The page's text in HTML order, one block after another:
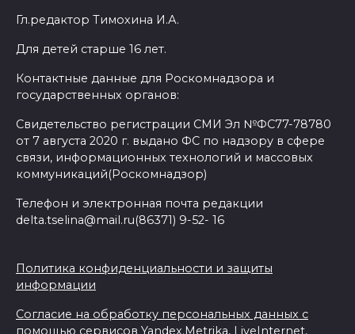
Гл.редактор Тимохина И.А.
Для детей старше 16 лет.
Контактные данные для Роскомнадзора и
государственных органов:
Свидетельство регистрации СМИ Эл №ФС77-78780
от 7 августа 2020 г. выдано ФС по надзору в сфере
связи, информационных технологий и массовых
коммуникаций(Роскомнадзор)
Телефон и электронная почта редакции
delta.tselina@mail.ru(86371) 9-52- 16
Политика конфиденциальности и защиты
информации
Согласие на обработку персональных данных с
помощью сервисов Yandex.Metrika, LiveInternet,